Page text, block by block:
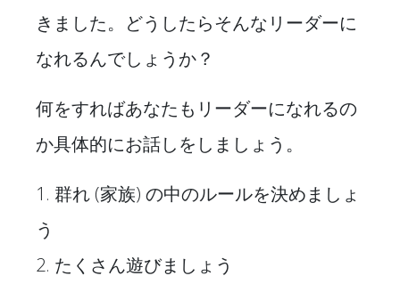
きました。どうしたらそんなリーダーに
なれるんでしょうか？
何をすればあなたもリーダーになれるの
か具体的にお話しをしましょう。
1. 群れ (家族) の中のルールを決めましょ
う
2. たくさん遊びましょう